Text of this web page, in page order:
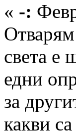
« -:
света е
едни
за
какви